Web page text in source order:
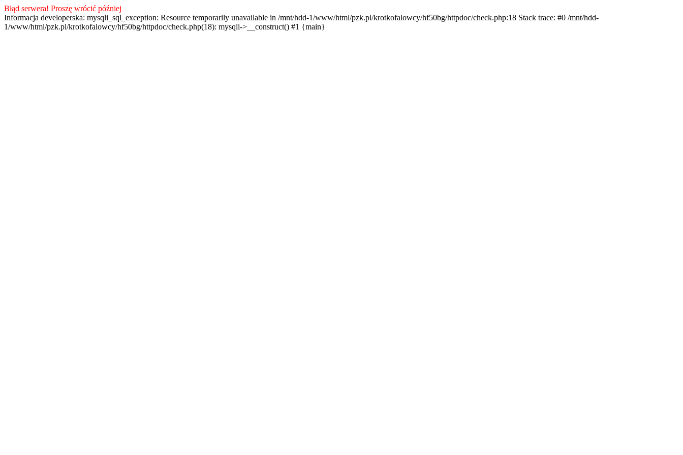
Błąd serwera! Proszę wrócić później
Informacja developerska: mysqli_sql_exception: Resource temporarily unavailable in /mnt/hdd-1/www/html/pzk.pl/krotkofalowcy/hf50bg/httpdoc/check.php:18 Stack trace: #0 /mnt/hdd-
1/www/html/pzk.pl/krotkofalowcy/hf50bg/httpdoc/check.php(18): mysqli->__construct() #1 {main}